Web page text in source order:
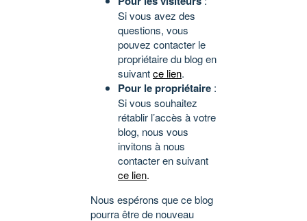
Si vous avez des
questions, vous
pouvez contacter le
propriétaire du blog en
suivantce lien.
Pour le propriétaire :
Si vous souhaitez
rétablir l’accès à votre
blog, nous vous
invitons à nous
contacter en suivant
ce lien.
Nous espérons que ce blog
pourra être de nouveau